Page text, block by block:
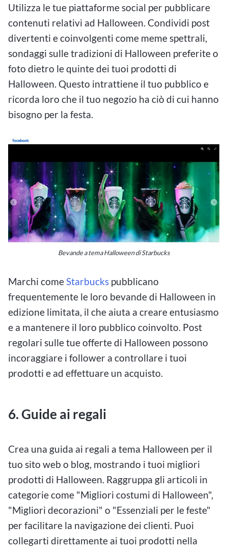
Utilizza le tue piattaforme social per pubblicare
contenuti relativi ad Halloween. Condividi post
divertenti e coinvolgenti come meme spettrali,
sondaggi sulle tradizioni di Halloween preferite o
foto dietro le quinte dei tuoi prodotti di
Halloween. Questo intrattiene il tuo pubblico e
ricorda loro che il tuo negozio ha ciò di cui hanno
bisogno per la festa.
Bevande a tema Halloween di Starbucks
Marchi comeStarbucks pubblicano
frequentemente le loro bevande di Halloween in
edizione limitata, il che aiuta a creare entusiasmo
e a mantenere il loro pubblico coinvolto. Post
regolari sulle tue offerte di Halloween possono
incoraggiare i follower a controllare i tuoi
prodotti e ad effettuare un acquisto.
6. Guide ai regali
Crea una guida ai regali a tema Halloween per il
tuo sito web o blog, mostrando i tuoi migliori
prodotti di Halloween. Raggruppa gli articoli in
categorie come "Migliori costumi di Halloween",
"Migliori decorazioni" o "Essenziali per le feste"
per facilitare la navigazione dei clienti. Puoi
collegarti direttamente ai tuoi prodotti nella